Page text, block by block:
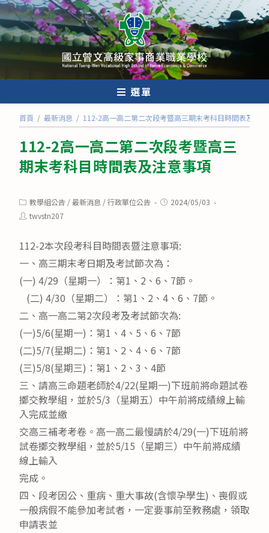
跳
轉
至
內
選單
首頁 / 最新消息 / 112-2高一高二第二次段考暨高三期末考科目時間表及注
112-2高一高二第二次段考暨高三
期末考科目時間表及注意事項
Post
category:
教學組公告 /最新消息 /行政單位公告
Post2024/05/03
Posttwvstn207
112-2本次段考科目時間表暨注意事項:
一、高三期末考日期及考試節次為：
(一) 4/29（星期一）：第1、2、6、7節。
(二) 4/30（星期二）：第1、2、4、6、7節。
二、高一高二第2次段考及考試節次為:
(一)5/6(星期一)：第1、4、5、6、7節
(二)5/7(星期二)：第1、2、4、6、7節
(三)5/8(星期三)：第1、2、3、4節
三、請高三命題老師於4/22(星期一)下班前將命題試卷
擲交教學組，並於5/3（星期五）中午前將成績線上輸
入完成並繳
交高三補考考卷。高一高二最慢請於4/29(一)下班前將
試卷擲交教學組，並於5/15（星期三）中午前將成績
線上輸入
完成。
四、段考因公、重病、重大事故(含懷孕學生)、喪假或
一般病假不能參加考試者，一定要事前至教務處，領取
申請表並